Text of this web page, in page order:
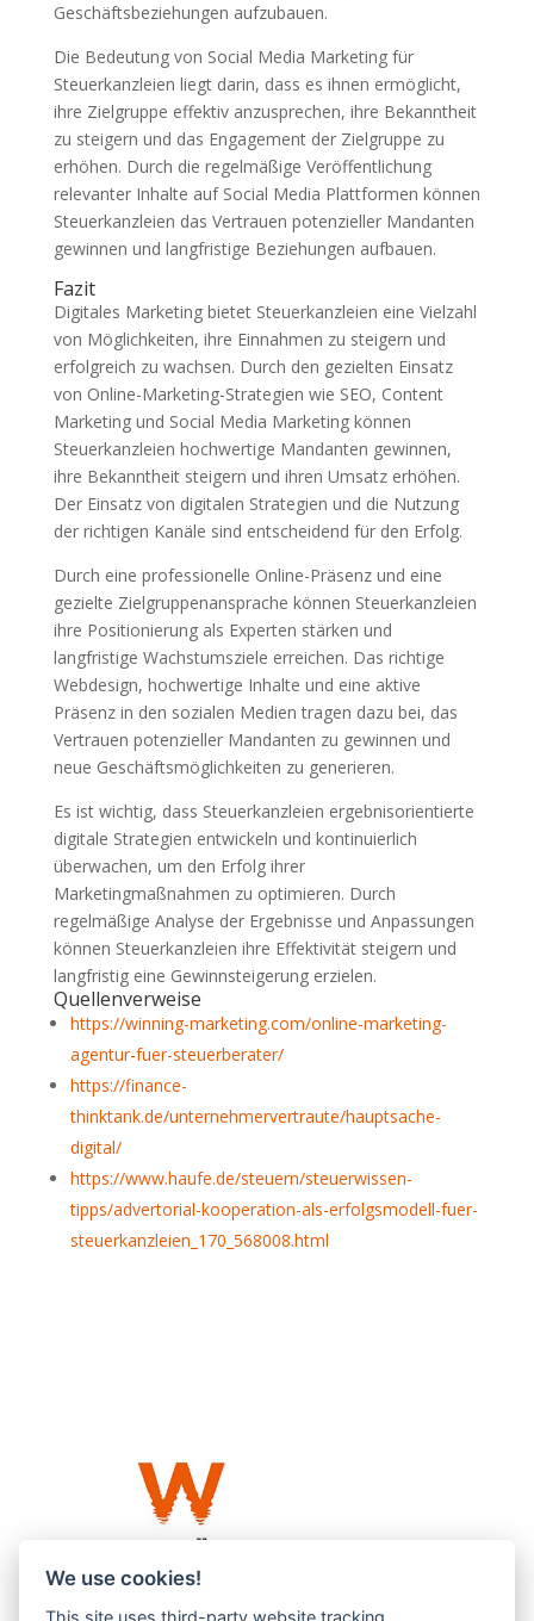
Geschäftsbeziehungen aufzubauen.
Die Bedeutung von Social Media Marketing für
Steuerkanzleien liegt darin, dass es ihnen ermöglicht,
ihre Zielgruppe effektiv anzusprechen, ihre Bekanntheit
zu steigern und das Engagement der Zielgruppe zu
erhöhen. Durch die regelmäßige Veröffentlichung
relevanter Inhalte auf Social Media Plattformen können
Steuerkanzleien das Vertrauen potenzieller Mandanten
gewinnen und langfristige Beziehungen aufbauen.
Fazit
Digitales Marketing bietet Steuerkanzleien eine Vielzahl
von Möglichkeiten, ihre Einnahmen zu steigern und
erfolgreich zu wachsen. Durch den gezielten Einsatz
von Online-Marketing-Strategien wie SEO, Content
Marketing und Social Media Marketing können
Steuerkanzleien hochwertige Mandanten gewinnen,
ihre Bekanntheit steigern und ihren Umsatz erhöhen.
Der Einsatz von digitalen Strategien und die Nutzung
der richtigen Kanäle sind entscheidend für den Erfolg.
Durch eine professionelle Online-Präsenz und eine
gezielte Zielgruppenansprache können Steuerkanzleien
ihre Positionierung als Experten stärken und
langfristige Wachstumsziele erreichen. Das richtige
Webdesign, hochwertige Inhalte und eine aktive
Präsenz in den sozialen Medien tragen dazu bei, das
Vertrauen potenzieller Mandanten zu gewinnen und
neue Geschäftsmöglichkeiten zu generieren.
Es ist wichtig, dass Steuerkanzleien ergebnisorientierte
digitale Strategien entwickeln und kontinuierlich
überwachen, um den Erfolg ihrer
Marketingmaßnahmen zu optimieren. Durch
regelmäßige Analyse der Ergebnisse und Anpassungen
können Steuerkanzleien ihre Effektivität steigern und
langfristig eine Gewinnsteigerung erzielen.
Quellenverweise
https://winning-marketing.com/online-marketing-
agentur-fuer-steuerberater/
https://finance-
thinktank.de/unternehmervertraute/hauptsache-
digital/
https://www.haufe.de/steuern/steuerwissen-
tipps/advertorial-kooperation-als-erfolgsmodell-fuer-
steuerkanzleien_170_568008.html
We use cookies!